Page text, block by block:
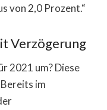
von 2,0 Prozent.“
Verzögerung
2021 um? Diese
im